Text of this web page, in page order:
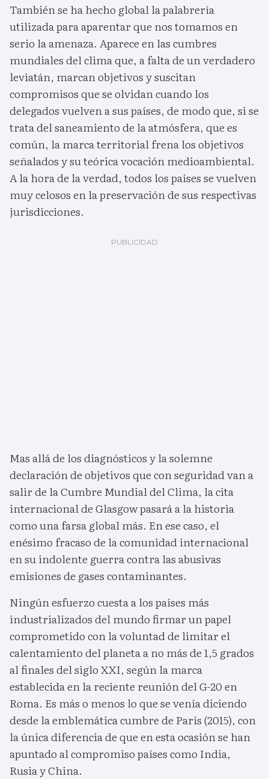
También se ha hecho global la palabrería
utilizada para aparentar que nos tomamos en
serio la amenaza. Aparece en las cumbres
mundiales del clima que, a falta de un verdadero
leviatán, marcan objetivos y suscitan
compromisos que se olvidan cuando los
delegados vuelven a sus países, de modo que, si se
trata del saneamiento de la atmósfera, que es
común, la marca territorial frena los objetivos
señalados y su teórica vocación medioambiental.
A la hora de la verdad, todos los países se vuelven
muy celosos en la preservación de sus respectivas
jurisdicciones.
Mas allá de los diagnósticos y la solemne
declaración de objetivos que con seguridad van a
salir de la Cumbre Mundial del Clima, la cita
internacional de Glasgow pasará a la historia
como una farsa global más. En ese caso, el
enésimo fracaso de la comunidad internacional
en su indolente guerra contra las abusivas
emisiones de gases contaminantes.
Ningún esfuerzo cuesta a los países más
industrializados del mundo firmar un papel
comprometido con la voluntad de limitar el
calentamiento del planeta a no más de 1,5 grados
al finales del siglo XXI, según la marca
establecida en la reciente reunión del G-20 en
Roma. Es más o menos lo que se venía diciendo
desde la emblemática cumbre de París (2015), con
la única diferencia de que en esta ocasión se han
apuntado al compromiso países como India,
Rusia y China.